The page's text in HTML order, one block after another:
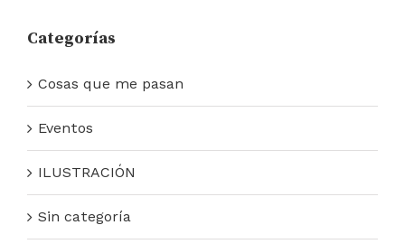
Categorías
Cosas que me pasan
Eventos
ILUSTRACIÓN
Sin categoría